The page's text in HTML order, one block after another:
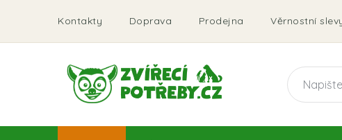
obsah
Kontakty Doprava Prodejna Věrnostní